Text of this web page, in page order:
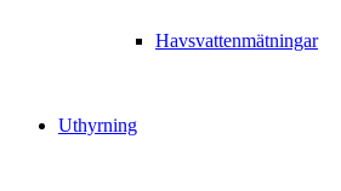
Havsvattenmätningar
Uthyrning